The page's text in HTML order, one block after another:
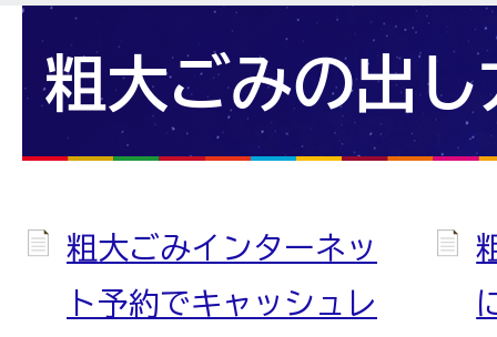
粗大ごみの出し
粗大ごみインターネッ
ト予約でキャッシュレ